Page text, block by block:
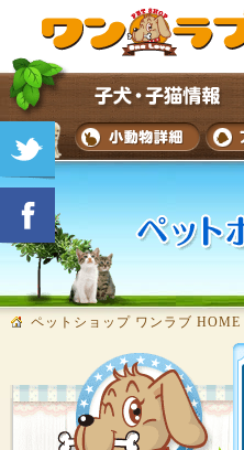
ペットショップ ワンラブ HOME